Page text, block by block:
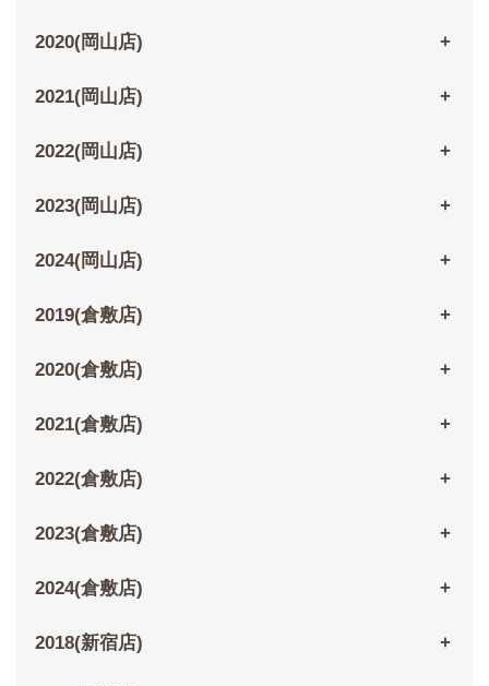
2020(岡山店)
2021(岡山店)
2022(岡山店)
2023(岡山店)
2024(岡山店)
2019(倉敷店)
2020(倉敷店)
2021(倉敷店)
2022(倉敷店)
2023(倉敷店)
2024(倉敷店)
2018(新宿店)